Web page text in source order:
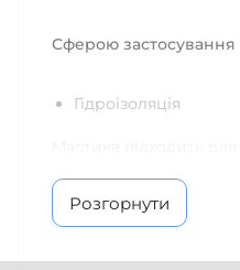
Сферою застосування
Гідроізоляція
вона успішно
трубопроводів, а
Розгорнути